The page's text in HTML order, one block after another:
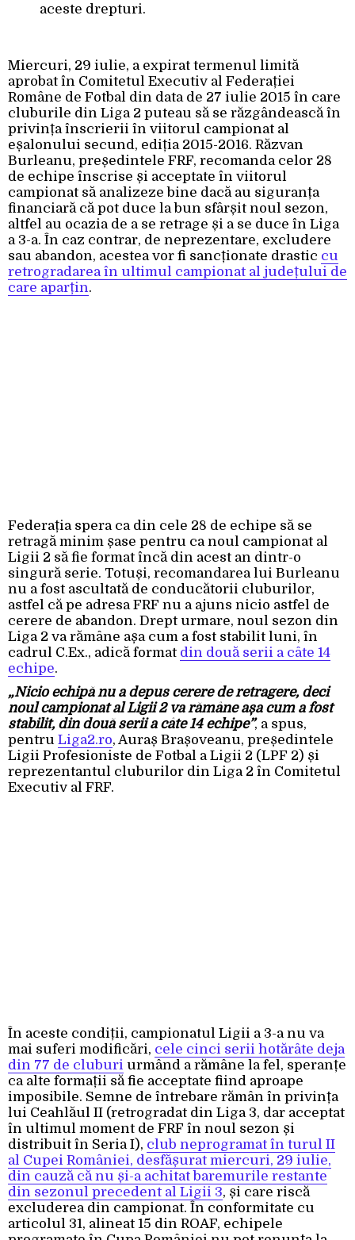
aceste drepturi.
Miercuri, 29 iulie, a expirat termenul limită
aprobat în Comitetul Executiv al Federației
Române de Fotbal din data de 27 iulie 2015 în care
cluburile din Liga 2 puteau să se răzgândească în
privința înscrierii în viitorul campionat al
eșalonului secund, ediția 2015-2016. Răzvan
Burleanu, președintele FRF, recomanda celor 28
de echipe înscrise și acceptate în viitorul
campionat să analizeze bine dacă au siguranța
financiară că pot duce la bun sfârșit noul sezon,
altfel au ocazia de a se retrage și a se duce în Liga
a 3-a. În caz contrar, de neprezentare, excludere
sau abandon, acestea vor fi sancționate drastic cu
retrogradarea în ultimul campionat al județului de
care aparțin.
Federația spera ca din cele 28 de echipe să se
retragă minim șase pentru ca noul campionat al
Ligii 2 să fie format încă din acest an dintr-o
singură serie. Totuși, recomandarea lui Burleanu
nu a fost ascultată de conducătorii cluburilor,
astfel că pe adresa FRF nu a ajuns nicio astfel de
cerere de abandon. Drept urmare, noul sezon din
Liga 2 va rămâne așa cum a fost stabilit luni, în
cadrul C.Ex., adică format din două serii a câte 14
echipe.
„Nicio echipă nu a depus cerere de retragere, deci
noul campionat al Ligii 2 va rămâne așa cum a fost
stabilit, din două serii a câte 14 echipe”, a spus,
pentru Liga2.ro, Auraș Brașoveanu, președintele
Ligii Profesioniste de Fotbal a Ligii 2 (LPF 2) și
reprezentantul cluburilor din Liga 2 în Comitetul
Executiv al FRF.
În aceste condiții, campionatul Ligii a 3-a nu va
mai suferi modificări, cele cinci serii hotărâte deja
din 77 de cluburi urmând a rămâne la fel, speranțe
ca alte formații să fie acceptate fiind aproape
imposibile. Semne de întrebare rămân în privința
lui Ceahlăul II (retrogradat din Liga 3, dar acceptat
în ultimul moment de FRF în noul sezon și
distribuit în Seria I), club neprogramat în turul II
al Cupei României, desfășurat miercuri, 29 iulie,
din cauză că nu și-a achitat baremurile restante
din sezonul precedent al Ligii 3, și care riscă
excluderea din campionat. În conformitate cu
articolul 31, alineat 15 din ROAF, echipele